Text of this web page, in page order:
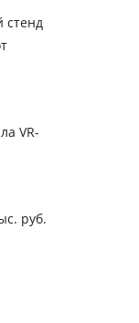
стенд
VR-
руб.